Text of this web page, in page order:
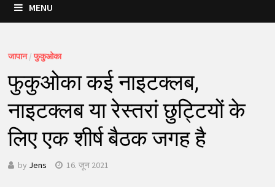
MENU
जापान/फुकुओका
फुकुओका कई नाइटक्लब,
नाइटक्लब या रेस्तरां छुट्टियों के
लिए एक शीर्ष बैठक जगह है
by Jens 16. जून 2021